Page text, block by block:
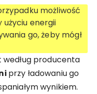
możliwość
energii
go, żeby mógł
producenta
przy ładowaniu go
wynikiem.